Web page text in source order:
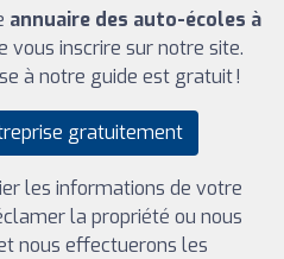
annuaire des auto-écoles à
vous inscrire sur notre site.
à notre guide est gratuit !
gratuitement
les informations de votre
la propriété ou nous
nous effectuerons les